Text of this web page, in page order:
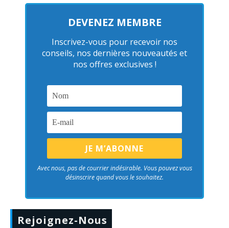
DEVENEZ MEMBRE
Inscrivez-vous pour recevoir nos
conseils, nos dernières nouveautés et
nos offres exclusives !
Avec nous, pas de courrier indésirable. Vous pouvez vous
désinscrire quand vous le souhaitez.
Rejoignez-Nous